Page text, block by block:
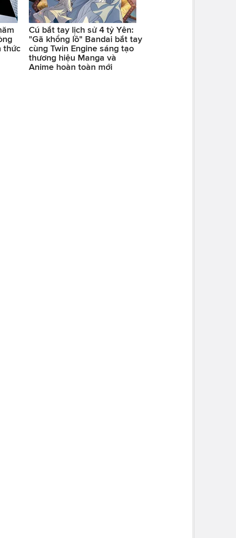
thức
Cú bắt tay lịch sử 4 tỷ Yên:
"Gã khổng lồ" Bandai bắt tay
cùng Twin Engine sáng tạo
thương hiệu Manga và
Anime hoàn toàn mới